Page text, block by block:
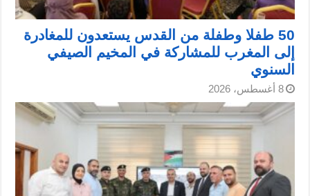
50 طفلا وطفلة من القدس يستعدون للمغادرة
إلى المغرب للمشاركة في المخيم الصيفي
السنوي
8 أغسطس، 2026